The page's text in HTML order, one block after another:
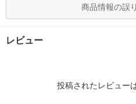
商品情報の誤
レビュー
投稿されたレビュー